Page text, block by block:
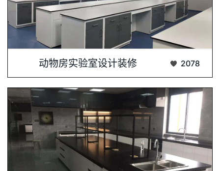
动物房实验室设计装修 2078